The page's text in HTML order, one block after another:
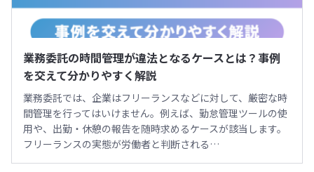
業務委託の時間管理が違法となるケースとは？事例
を交えて分かりやすく解説
業務委託では、企業はフリーランスなどに対して、厳密な時
間管理を行ってはいけません。例えば、勤怠管理ツールの使
用や、出勤・休憩の報告を随時求めるケースが該当します。
フリーランスの実態が労働者と判断される…